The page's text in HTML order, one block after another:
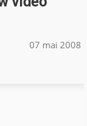
07 mai 2008